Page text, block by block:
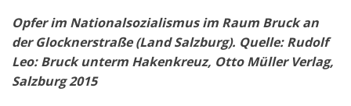
Opfer im Nationalsozialismus im Raum Bruck an
der Glocknerstraße (Land Salzburg). Quelle: Rudolf
Leo: Bruck unterm Hakenkreuz, Otto Müller Verlag,
Salzburg 2015